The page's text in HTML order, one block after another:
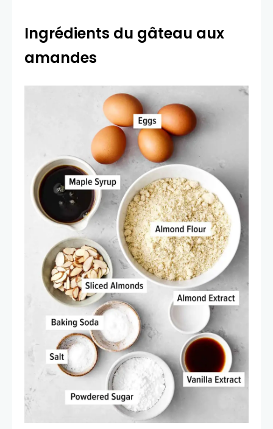
Ingrédients du gâteau aux
amandes